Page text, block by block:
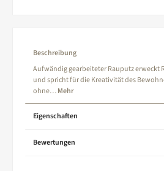
Beschreibung
Aufwändig gearbeiteter Rauputz erweckt
und spricht für die Kreativität des
ohne…Mehr
Eigenschaften
Bewertungen